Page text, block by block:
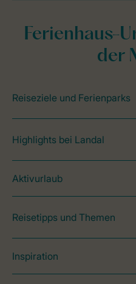
Ferienhaus-
der
Reiseziele und Ferienparks
Highlights bei Landal
Aktivurlaub
Reisetipps und Themen
Inspiration